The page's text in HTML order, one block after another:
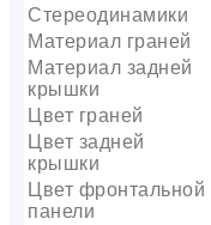
Стереодинамики
Материал граней
Материал задней
крышки
Цвет граней
Цвет задней
крышки
Цвет фронтальной
панели